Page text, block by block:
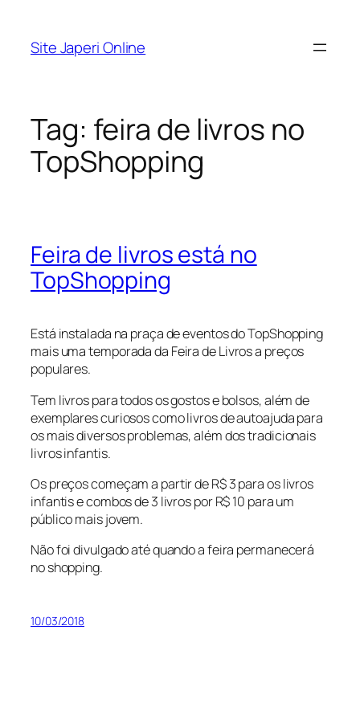
Site Japeri Online
Tag: feira de livros no
TopShopping
Feira de livros está no
TopShopping
Está instalada na praça de eventos do TopShopping
mais uma temporada da Feira de Livros a preços
populares.
Tem livros para todos os gostos e bolsos, além de
exemplares curiosos como livros de autoajuda para
os mais diversos problemas, além dos tradicionais
livros infantis.
Os preços começam a partir de R$ 3 para os livros
infantis e combos de 3 livros por R$ 10 para um
público mais jovem.
Não foi divulgado até quando a feira permanecerá
no shopping.
10/03/2018